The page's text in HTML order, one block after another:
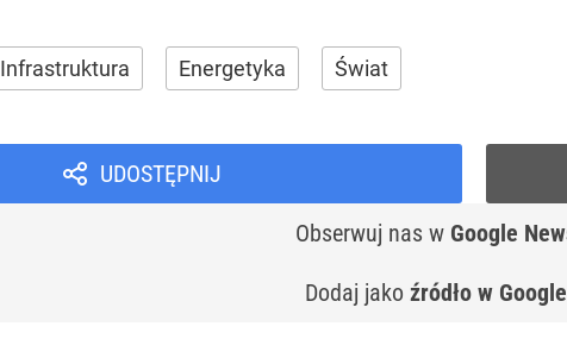
Infrastruktura Energetyka Świat
UDOSTĘPNIJ
Obserwuj nas w Google
Dodaj jako źródło w Google